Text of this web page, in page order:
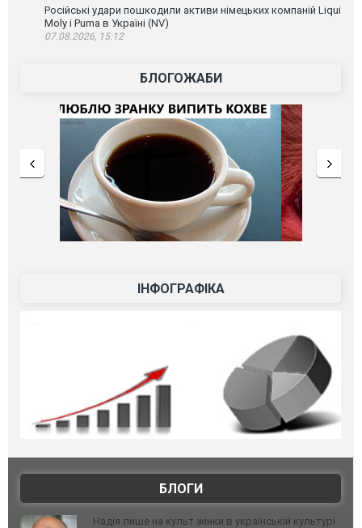
Російські удари пошкодили активи німецьких компаній Liqui
Moly і Puma в Україні (NV)
07.08.2026, 15:12
БЛОГОЖАБИ
ІНФОГРАФІКА
БЛОГИ
Надія лише на культ жінки в українській культурі